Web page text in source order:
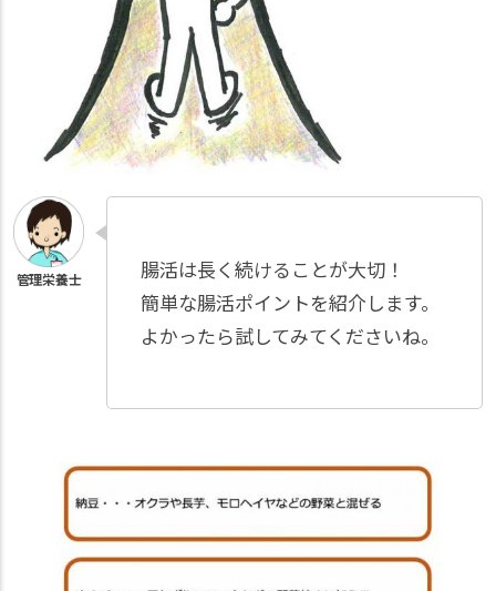
腸活は長く続けることが大切！
簡単な腸活ポイントを紹介します。
よかったら試してみてくださいね。